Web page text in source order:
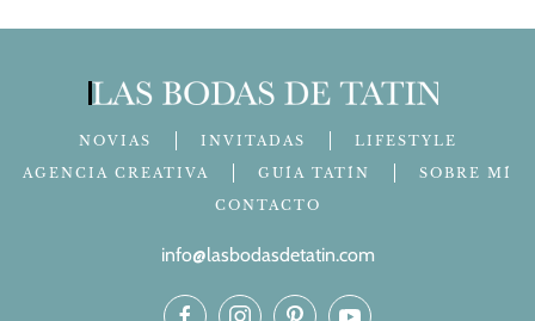
NOVIAS INVITADAS
LIFESTYLE
AGENCIA CREATIVA
GUÍA TATÍN
SOBRE MÍ
CONTACTO
info@lasbodasdetatin.com